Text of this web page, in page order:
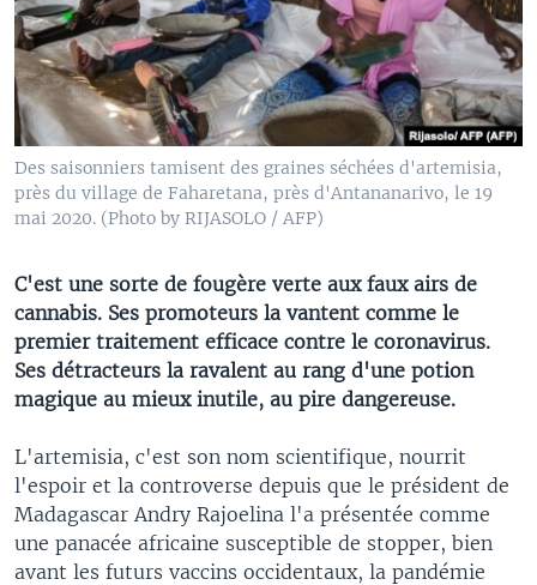
Des saisonniers tamisent des graines séchées d'artemisia,
près du village de Faharetana, près d'Antananarivo, le 19
mai 2020. (Photo by RIJASOLO / AFP)
C'est une sorte de fougère verte aux faux airs de
cannabis. Ses promoteurs la vantent comme le
premier traitement efficace contre le coronavirus.
Ses détracteurs la ravalent au rang d'une potion
magique au mieux inutile, au pire dangereuse.
L'artemisia, c'est son nom scientifique, nourrit
l'espoir et la controverse depuis que le président de
Madagascar Andry Rajoelina l'a présentée comme
une panacée africaine susceptible de stopper, bien
avant les futurs vaccins occidentaux, la pandémie